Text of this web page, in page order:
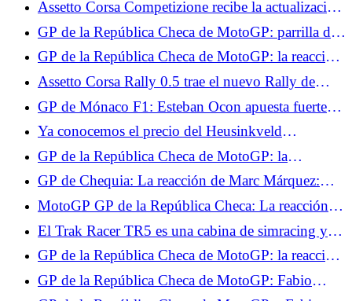
Quartararo cerca del Top 10
Assetto Corsa Competizione recibe la actualización
GTWC 2025 para PS5 y Xbox.
GP de la República Checa de MotoGP: parrilla de
salida, Ai Ogura impresionante, Fabio Quartararo
en 15º lugar
GP de la República Checa de MotoGP: la reacción
de Ai Ogura tras su primera pole position
Assetto Corsa Rally 0.5 trae el nuevo Rally de
Grecia y servidores multijugador.
GP de Mónaco F1: Esteban Ocon apuesta fuerte
por la clasificación este fin de semana
Ya conocemos el precio del Heusinkveld
DisplayDash.
GP de la República Checa de MotoGP: la
clasificación final de la carrera al sprint, Francesco
Bagnaia imperial, Fabio Quartararo no pudo hacer
nada
GP de Chequia: La reacción de Marc Márquez:
"Muy contento con este 3º puesto"
MotoGP GP de la República Checa: La reacción
de Ai Ogura "Mañana tendré otra oportunidad"
El Trak Racer TR5 es una cabina de simracing y
simulación de vuelo de gama de entrada.
GP de la República Checa de MotoGP: la reacción
de Francesco Bagnaia "Espero que mañana sea
igual de bueno"
GP de la República Checa de MotoGP: Fabio
Quartararo dimitió tras la carrera al sprint: “No hay